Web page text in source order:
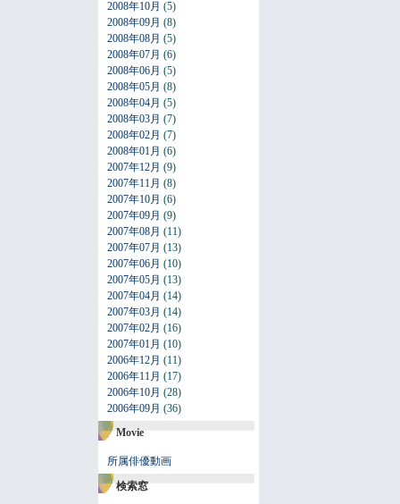
2008年10月 (5)
2008年09月 (8)
2008年08月 (5)
2008年07月 (6)
2008年06月 (5)
2008年05月 (8)
2008年04月 (5)
2008年03月 (7)
2008年02月 (7)
2008年01月 (6)
2007年12月 (9)
2007年11月 (8)
2007年10月 (6)
2007年09月 (9)
2007年08月 (11)
2007年07月 (13)
2007年06月 (10)
2007年05月 (13)
2007年04月 (14)
2007年03月 (14)
2007年02月 (16)
2007年01月 (10)
2006年12月 (11)
2006年11月 (17)
2006年10月 (28)
2006年09月 (36)
Movie
所属俳優動画
検索窓